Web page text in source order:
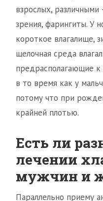
взрослых,
зрения, фарингиты. У
короткое влагалище,
щелочная среда
предрасполагающие
в то время как у
потому что при
крайней плотью.
Есть ли
лечении
мужчин и
Параллельно приему